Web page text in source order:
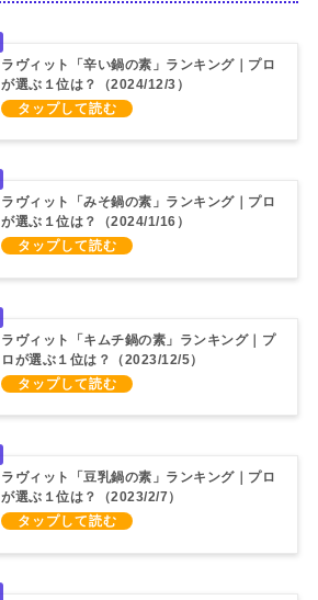
ラヴィット「辛い鍋の素」ランキング｜プロ
が選ぶ１位は？（2024/12/3）
ラヴィット「みそ鍋の素」ランキング｜プロ
が選ぶ１位は？（2024/1/16）
ラヴィット「キムチ鍋の素」ランキング｜プ
ロが選ぶ１位は？（2023/12/5）
ラヴィット「豆乳鍋の素」ランキング｜プロ
が選ぶ１位は？（2023/2/7）